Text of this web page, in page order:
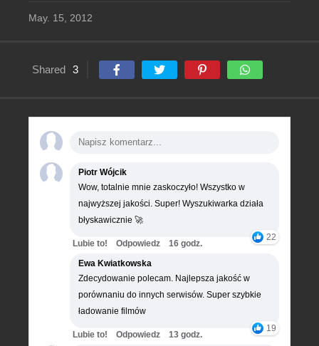
May. 15, 2012
Shared 3
Piotr Wójcik
Wow, totalnie mnie zaskoczyło! Wszystko w
najwyższej jakości. Super! Wyszukiwarka działa
błyskawicznie 🚀
22
Lubie to! Odpowiedz
16 godz.
Ewa Kwiatkowska
Zdecydowanie polecam. Najlepsza jakość w
porównaniu do innych serwisów. Super szybkie
ładowanie filmów
19
Lubie to! Odpowiedz
13 godz.